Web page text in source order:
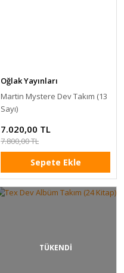
Oğlak Yayınları
Martin Mystere Dev Takım (13
Sayı)
7.020,00 TL
7.800,00 TL
Sepete Ekle
TÜKENDİ